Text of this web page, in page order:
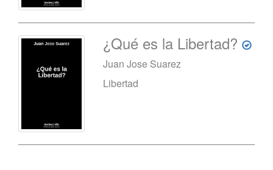
¿Qué es la Libertad?
Juan Jose Suarez
Libertad